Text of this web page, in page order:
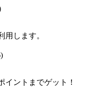
用します。
イントまでゲット！